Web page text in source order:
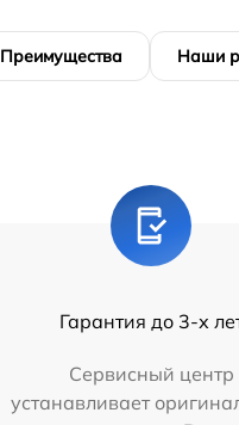
Преимущества Наши
Гарантия до 3-х
Сервисный центр
устанавливает